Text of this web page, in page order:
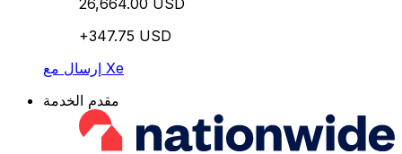
26,664.00 USD
+347.75 USD
إرسال مع Xe
مقدم الخدمة